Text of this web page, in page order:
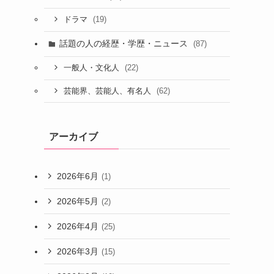
ドラマ (19)
話題の人の経歴・学歴・ニュース (87)
一般人・文化人 (22)
芸能界、芸能人、有名人 (62)
アーカイブ
2026年6月 (1)
2026年5月 (2)
2026年4月 (25)
2026年3月 (15)